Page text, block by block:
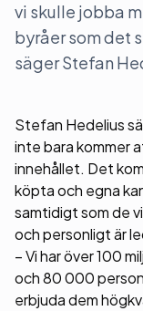
vi skulle jobba
byråer som det
säger Stefan
Stefan Hedelius
inte bara kommer
innehållet. Det
köpta och egna
samtidigt som de
och personligt är
–Vi har över 100
och 80 000
erbjuda dem